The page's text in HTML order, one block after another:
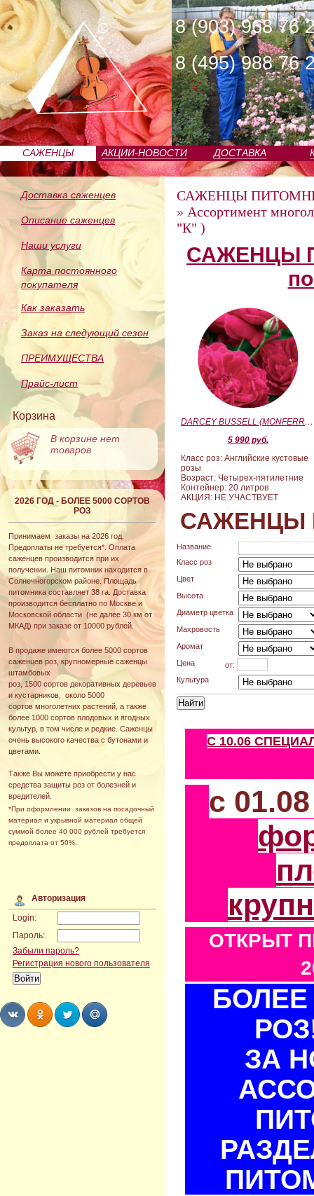
8 (903) 968 76
8 (495) 988 76
САЖЕНЦЫ
ПИТОМНИКА
АКЦИИ-НОВОСТИ ДОСТАВКА
Доставка саженцев
Описание саженцев
Наши услуги
Карта постоянного
покупателя
Как заказать
Заказ на следующий сезон
ПРЕИМУЩЕСТВА
Прайс-лист
Корзина
В корзине нет
товаров
2026 ГОД - БОЛЕЕ 5000 СОРТОВ
РОЗ
Принимаем заказы на 2026 год.
Предоплаты не требуется*. Оплата
саженцев производится при их
получении. Наш питомник находится в
Солнечногорском районе. Площадь
питомника составляет 38 га. Доставка
производится бесплатно по Москве и
Московской области (не далее 30 км от
МКАД) при заказе от 10000 рублей.
В продаже имеются более 5000 сортов
саженцев роз, крупномерные саженцы
штамбовых
роз, 1500 сортов декоративных деревьев
и кустарников, около 5000
сортов многолетних растений, а также
более 1000 сортов плодовых и ягодных
культур, в том числе и редкие. Саженцы
очень высокого качества с бутонами и
цветами.
Также Вы можете приобрести у нас
средства защиты роз от болезней и
вредителей.
*При оформлении заказов на посадочный
материал и укрывной материал общей
суммой более 40 000 рублей требуется
предоплата от 50%.
Авторизация
Login:
Пароль:
Забыли пароль?
Регистрация нового пользователя
САЖЕНЦЫ
» Ассортимент
"К" )
САЖЕНЦЫ
DARCEY BUSSELL (MONFERRATO) (Дарси Басл)
5 990 руб.
Класс роз: Английские кустовые
розы
Возраст: Четырех-пятилетние
Контейнер: 20 литров
АКЦИЯ: НЕ УЧАСТВУЕТ
САЖЕНЦЫ
Название
Класс роз
Цвет
Высота
Диаметр цветка
Махровость
Аромат
Цена
от:
Культура
С 10.06
с
ОТКРЫТ
БОЛЕЕ
ЗА